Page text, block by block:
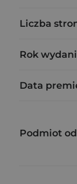
Liczba
Rok
Data
Podmiot